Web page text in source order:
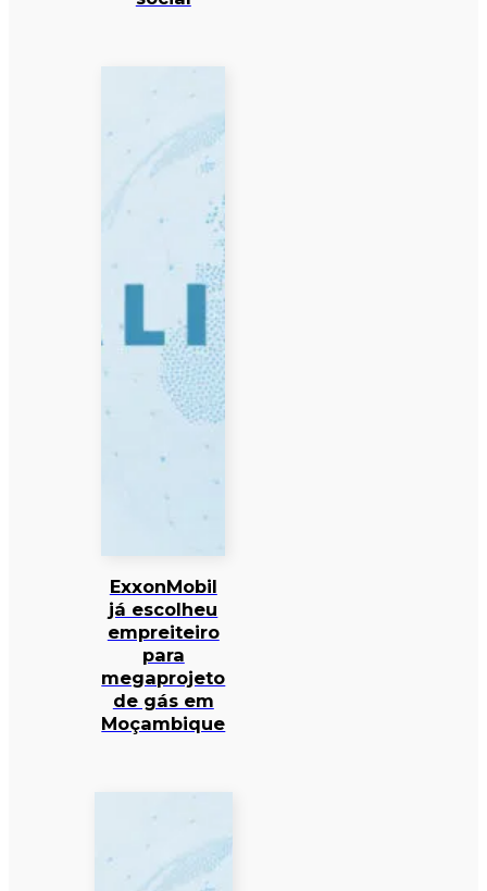
ExxonMobil
já escolheu
empreiteiro
para
megaprojeto
de gás em
Moçambique